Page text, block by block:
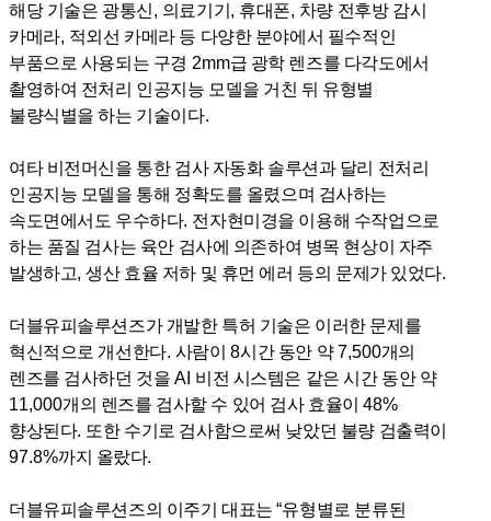
자회사
자회사
해당 기술은 광통신, 의료기기 , 휴대폰, 차량 전후방 감시
카메라, 적외선 카메라 등 다양한 분야에서 필수적인
부품으로 사용되는 구경 2mm급 광학 렌즈를 다각도에서
촬영하여 전처리 인공지능 모델을 거친 뒤 유형별
불량식별을 하는 기술이다.
여타 비전머신을 통한 검사 자동화 솔루션과 달리 전처리
인공지능 모델을 통해 정확도를 올렸으며 검사하는
속도면에서도 우수하다. 전자현미경을 이용해 수작업으로
하는 품질 검사는 육안 검사에 의존하여 병목 현상이 자주
발생하고,생산 효율 저하 및 휴먼 에러 등의 문제가 있었다.
더블유피솔루션즈가 개발한 특허 기술은 이러한 문제를
혁신적으로 개선한다. 사람이8시간 동안 약7,500개의
렌즈를 검사하던 것을 AI 비전 시스템은 같은 시간 동안 약
11,000개의 렌즈를 검사할 수 있어 검사 효율이48%
향상된다. 또한 수기로 검사함으로써 낮았던 불량 검출력이
97.8%까지 올랐다.
더블유피솔루션즈의 이주기 대표는“유형별로 분류된